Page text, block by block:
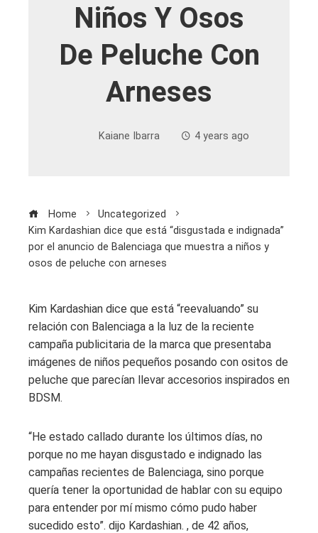
Niños Y Osos
De Peluche Con
Arneses
Kaiane Ibarra 4 years ago
Home
Uncategorized
Kim Kardashian dice que está “disgustada e indignada”
por el anuncio de Balenciaga que muestra a niños y
osos de peluche con arneses
Kim Kardashian dice que está “reevaluando” su
relación con Balenciaga a la luz de la reciente
campaña publicitaria de la marca que presentaba
imágenes de niños pequeños posando con ositos de
peluche que parecían llevar accesorios inspirados en
BDSM.
“He estado callado durante los últimos días, no
porque no me hayan disgustado e indignado las
campañas recientes de Balenciaga, sino porque
quería tener la oportunidad de hablar con su equipo
para entender por mí mismo cómo pudo haber
sucedido esto”. dijo Kardashian. , de 42 años,